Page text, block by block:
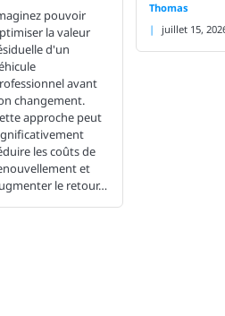
pouvoir
la valeur
d'un
avant
changement.
approche peut
les coûts de
et
le retour…
Thomas
juillet 15,